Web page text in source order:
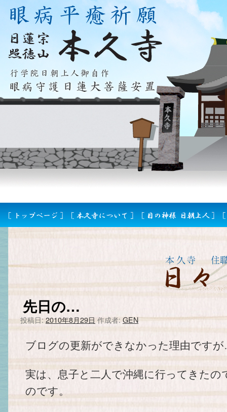
先日の…
投稿日: 2010年8月29日 作成者: GEN
ブログの更新ができなかった理由です
実は、息子と二人で沖縄に行ってきた
のです。